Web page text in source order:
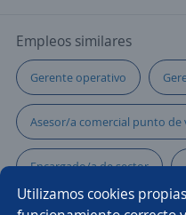
Utilizamos cookies
Empleos similares
Gerente operativo
Asesor/a comercial punto de
Encargado/a de sector
Supervisor comercial